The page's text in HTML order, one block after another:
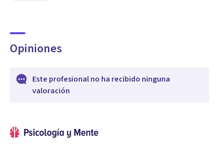
Opiniones
Este profesional no ha recibido ninguna
valoración